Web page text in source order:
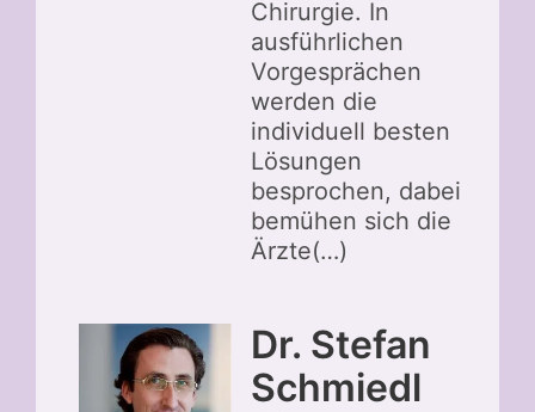
Chirurgie. In
ausführlichen
Vorgesprächen
werden die
individuell besten
Lösungen
besprochen, dabei
bemühen sich die
Ärzte(…)
Dr. Stefan
Schmiedl